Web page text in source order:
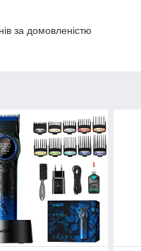
за домовленістю